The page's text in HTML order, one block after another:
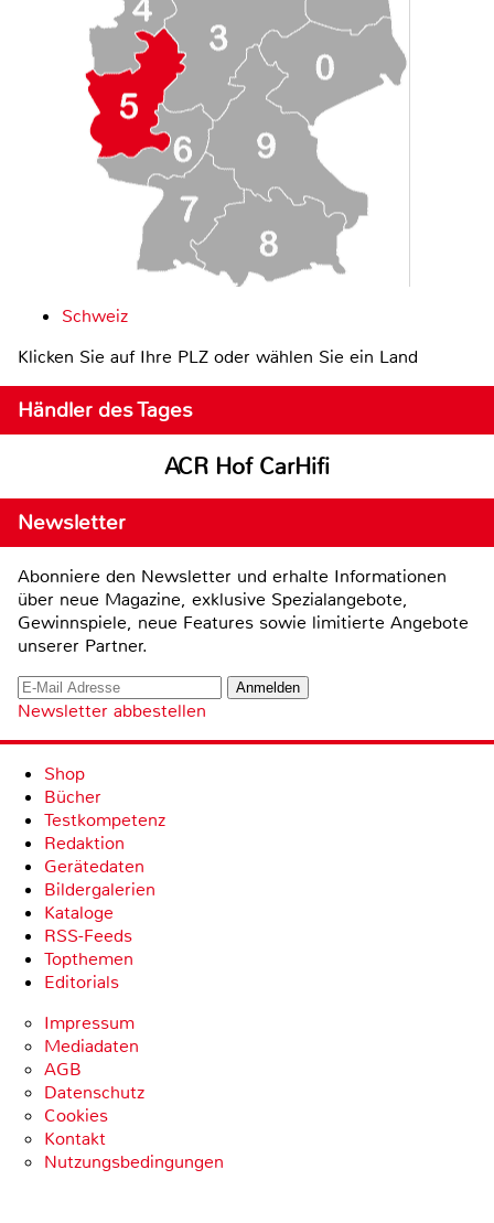
Schweiz
Klicken Sie auf Ihre PLZ oder wählen Sie ein Land
Händler des Tages
ACR Hof CarHifi
Newsletter
Abonniere den Newsletter und erhalte Informationen
über neue Magazine, exklusive Spezialangebote,
Gewinnspiele, neue Features sowie limitierte Angebote
unserer Partner.
Newsletter abbestellen
Shop
Bücher
Testkompetenz
Redaktion
Gerätedaten
Bildergalerien
Kataloge
RSS-Feeds
Topthemen
Editorials
Impressum
Mediadaten
AGB
Datenschutz
Cookies
Kontakt
Nutzungsbedingungen